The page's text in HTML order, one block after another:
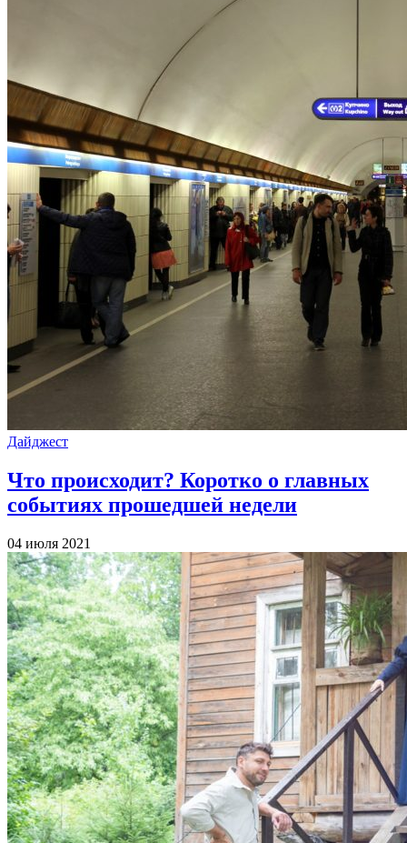
Дайджест
Что происходит? Коротко о главных
событиях прошедшей недели
04 июля 2021